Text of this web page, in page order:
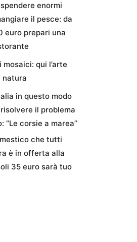
enormi
il pesce: da
euro prepari una
mosaici: qui l’arte
natura
in questo modo
il problema
“Le corsie a marea”
che tutti
è in offerta alla
35 euro sarà tuo